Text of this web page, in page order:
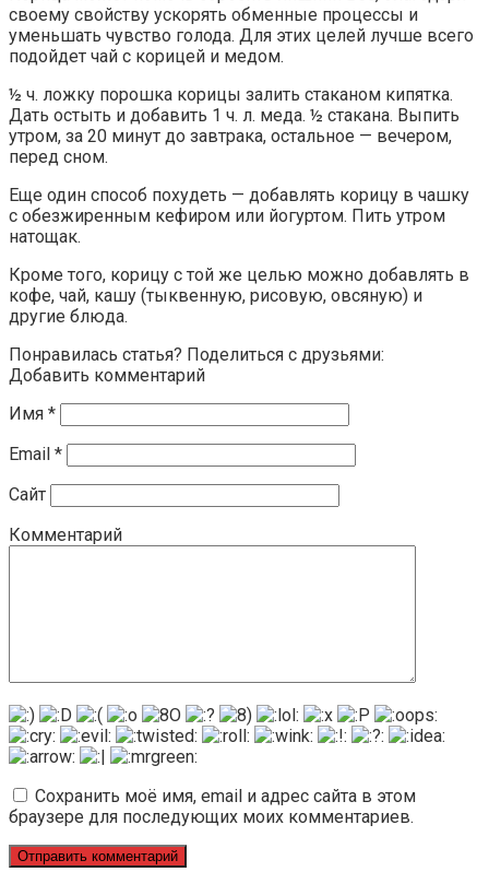
своему свойству ускорять обменные процессы и
уменьшать чувство голода. Для этих целей лучше всего
подойдет чай с корицей и медом.
½ ч. ложку порошка корицы залить стаканом кипятка.
Дать остыть и добавить 1 ч. л. меда. ½ стакана. Выпить
утром, за 20 минут до завтрака, остальное — вечером,
перед сном.
Еще один способ похудеть — добавлять корицу в чашку
с обезжиренным кефиром или йогуртом. Пить утром
натощак.
Кроме того, корицу с той же целью можно добавлять в
кофе, чай, кашу (тыквенную, рисовую, овсяную) и
другие блюда.
Понравилась статья? Поделиться с друзьями:
Добавить комментарий
Имя *
Email *
Сайт
Комментарий
Сохранить моё имя, email и адрес сайта в этом
браузере для последующих моих комментариев.